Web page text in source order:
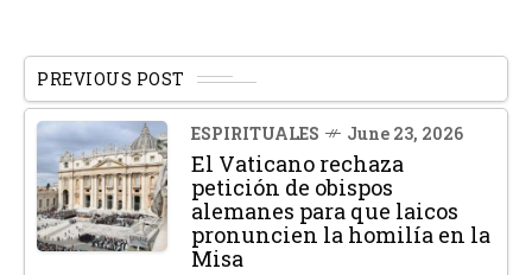
PREVIOUS POST
ESPIRITUALES June 23, 2026
El Vaticano rechaza
petición de obispos
alemanes para que laicos
pronuncien la homilía en la
Misa